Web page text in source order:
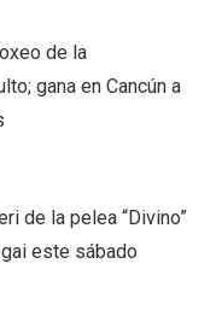
de la
gana en Cancún a
de la pelea “Divino”
este sábado